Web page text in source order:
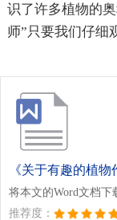
识了许多植物的
师”只要我们仔细
《关于有趣的植物
将本文的Word文档
推荐度：